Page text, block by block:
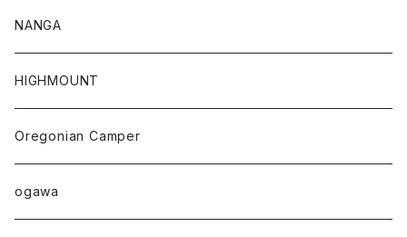
NANGA
HIGHMOUNT
Oregonian Camper
ogawa